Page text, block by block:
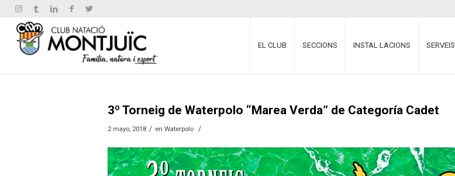
EL CLUB SECCIONS INSTAL·LACIONS SERVEIS
3º Torneig de Waterpolo “Marea Verda” de Categoría Cadet
2 mayo, 2018 / enWaterpolo /